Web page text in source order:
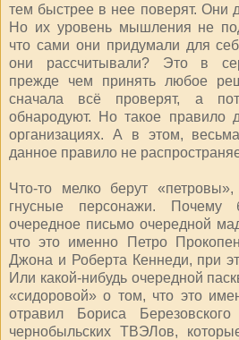
тем быстрее в нее поверят. Они
Но их уровень мышления не
что сами они придумали для
они рассчитывали? Это в
прежде чем принять любое
сначала всё проверят, а
обнародуют. Но такое правило
организациях. А в этом,
данное правило не
Что-то мелко берут
гнусные персонажи. Почему
очередное письмо очередной
что это именно Петро
Джона и Роберта Кеннеди, при
Или какой-нибудь очередной
«сидоровой» о том, что это
отравил Бориса
чернобыльских ТВЭЛов,